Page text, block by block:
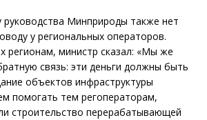
руководства Минприроды также нет
у региональных операторов.
регионам, министр сказал: «Мы же
связь: эти деньги должны быть
объектов инфраструктуры
помогать тем регоператорам,
строительство перерабатывающей